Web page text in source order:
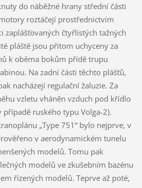
do náběžné hrany střední části
roztáčejí prostřednictvím
zaplášťovaných čtyřlistých tažných
pláště jsou přitom uchyceny za
k oběma bokům přídě trupu
Na zadní části těchto plášťů,
nacházejí regulační žaluzie. Za
vzletu vháněn vzduch pod křídlo
ruského typu Volga-2).
„Type 751“ bylo nejprve, v
v aerodynamickém tunelu
modelů. Tomu pak
modelů ve zkušebním bazénu
řízených modelů. Teprve až poté,